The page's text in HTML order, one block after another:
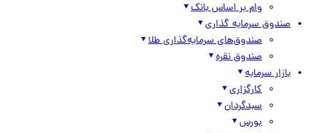
وام بر اساس بانک
صندوق سرمایه گذاری
صندوق‌های سرمایه‌گذاری طلا
صندوق نقره
بازار سرمایه
کارگزاری
سبدگردان
بورس